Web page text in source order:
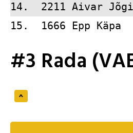
14.  2211 Aivar
15.  1666 Epp
#3 Rada
^